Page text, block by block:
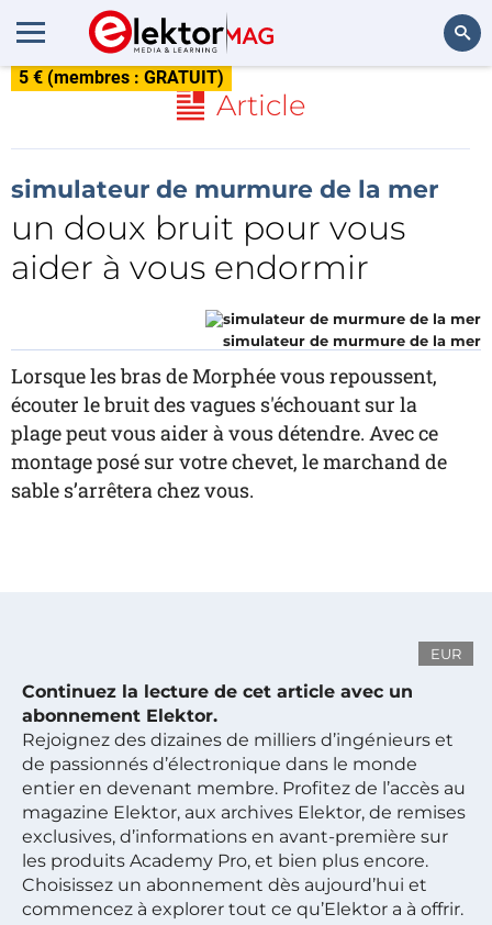
5 € (membres : GRATUIT)
Article
simulateur de murmure de la mer
un doux bruit pour vous
aider à vous endormir
simulateur de murmure de la mer
Lorsque les bras de Morphée vous repoussent,
écouter le bruit des vagues s'échouant sur la
plage peut vous aider à vous détendre. Avec ce
montage posé sur votre chevet, le marchand de
sable s’arrêtera chez vous.
EUR
Continuez la lecture de cet article avec un
abonnement Elektor.
Rejoignez des dizaines de milliers d’ingénieurs et
de passionnés d’électronique dans le monde
entier en devenant membre. Profitez de l’accès au
magazine Elektor, aux archives Elektor, de remises
exclusives, d’informations en avant-première sur
les produits Academy Pro, et bien plus encore.
Choisissez un abonnement dès aujourd’hui et
commencez à explorer tout ce qu’Elektor a à offrir.